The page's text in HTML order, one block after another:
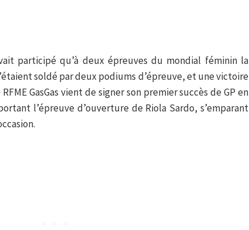
participé qu’à deux épreuves du mondial féminin la
soldé par deux podiums d’épreuve, et une victoire
GasGas vient de signer son premier succès de GP en
l’épreuve d’ouverture de Riola Sardo, s’emparant